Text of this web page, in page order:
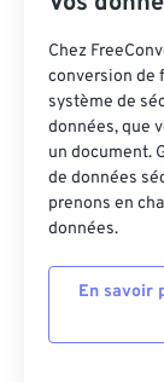
Chez
conversion de
système de
données, que
un document.
de données
prenons en
données.
En savoir